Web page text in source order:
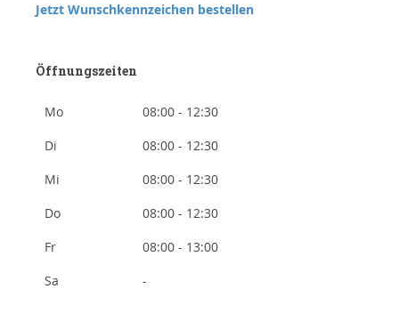
Jetzt Wunschkennzeichen bestellen
Öffnungszeiten
Mo
08:00 - 12:30
Di
08:00 - 12:30
Mi
08:00 - 12:30
Do
08:00 - 12:30
Fr
08:00 - 13:00
Sa
-